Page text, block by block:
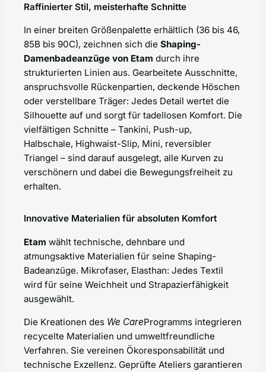
Raffinierter Stil, meisterhafte Schnitte
In einer breiten Größenpalette erhältlich (36 bis 46,
85B bis 90C), zeichnen sich die Shaping-
Damenbadeanzüge von Etam durch ihre
strukturierten Linien aus. Gearbeitete Ausschnitte,
anspruchsvolle Rückenpartien, deckende Höschen
oder verstellbare Träger: Jedes Detail wertet die
Silhouette auf und sorgt für tadellosen Komfort. Die
vielfältigen Schnitte – Tankini, Push-up,
Halbschale, Highwaist-Slip, Mini, reversibler
Triangel – sind darauf ausgelegt, alle Kurven zu
verschönern und dabei die Bewegungsfreiheit zu
erhalten.
Innovative Materialien für absoluten Komfort
Etam wählt technische, dehnbare und
atmungsaktive Materialien für seine Shaping-
Badeanzüge. Mikrofaser, Elasthan: Jedes Textil
wird für seine Weichheit und Strapazierfähigkeit
ausgewählt.
Die Kreationen des We CareProgramms integrieren
recycelte Materialien und umweltfreundliche
Verfahren. Sie vereinen Ökoresponsabilität und
technische Exzellenz. Geprüfte Ateliers garantieren